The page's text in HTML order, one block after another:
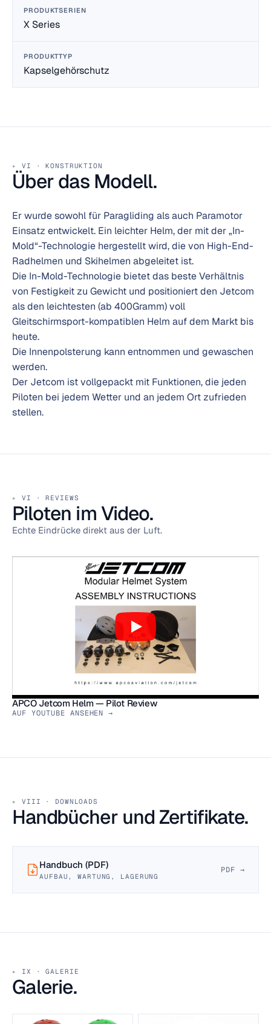
PRODUKTSERIEN
X Series
PRODUKTTYP
Kapselgehörschutz
VI · KONSTRUKTION
Über das Modell.
Er wurde sowohl für Paragliding als auch Paramotor
Einsatz entwickelt. Ein leichter Helm, der mit der „In-
Mold“-Technologie hergestellt wird, die von High-End-
Radhelmen und Skihelmen abgeleitet ist.
Die In-Mold-Technologie bietet das beste Verhältnis
von Festigkeit zu Gewicht und positioniert den Jetcom
als den leichtesten (ab 400Gramm) voll
Gleitschirmsport-kompatiblen Helm auf dem Markt bis
heute.
Die Innenpolsterung kann entnommen und gewaschen
werden.
Der Jetcom ist vollgepackt mit Funktionen, die jeden
Piloten bei jedem Wetter und an jedem Ort zufrieden
stellen.
VI · REVIEWS
Piloten im Video.
Echte Eindrücke direkt aus der Luft.
APCO Jetcom Helm — Pilot Review
AUF YOUTUBE ANSEHEN →
VIII · DOWNLOADS
Handbücher und Zertifikate.
Handbuch (PDF)
AUFBAU, WARTUNG, LAGERUNG
PDF →
IX · GALERIE
Galerie.